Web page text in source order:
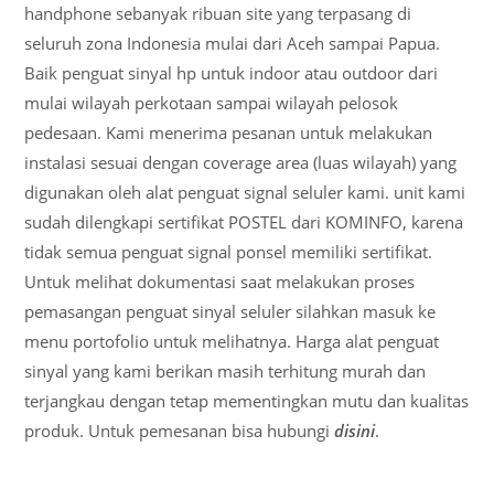
handphone sebanyak ribuan site yang terpasang di
seluruh zona Indonesia mulai dari Aceh sampai Papua.
Baik penguat sinyal hp untuk indoor atau outdoor dari
mulai wilayah perkotaan sampai wilayah pelosok
pedesaan. Kami menerima pesanan untuk melakukan
instalasi sesuai dengan coverage area (luas wilayah) yang
digunakan oleh alat penguat signal seluler kami. unit kami
sudah dilengkapi sertifikat POSTEL dari KOMINFO, karena
tidak semua penguat signal ponsel memiliki sertifikat.
Untuk melihat dokumentasi saat melakukan proses
pemasangan penguat sinyal seluler silahkan masuk ke
menu portofolio untuk melihatnya. Harga alat penguat
sinyal yang kami berikan masih terhitung murah dan
terjangkau dengan tetap mementingkan mutu dan kualitas
produk. Untuk pemesanan bisa hubungidisini.